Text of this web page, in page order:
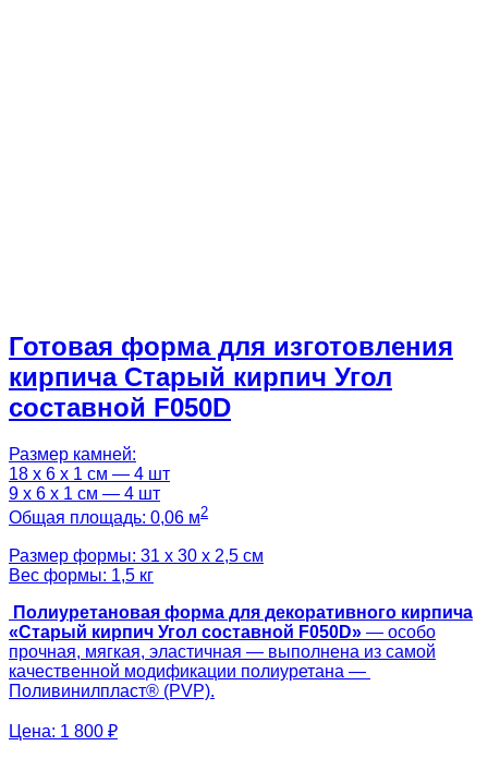
Готовая форма для изготовления
кирпича Старый кирпич Угол
составной F050D
Размер камней:
18 х 6 х 1 см — 4 шт
9 х 6 х 1 см — 4 шт
Общая площадь: 0,06 м2
Размер формы: 31 х 30 х 2,5 см
Вес формы: 1,5 кг
Полиуретановая форма для декоративного кирпича
«Старый кирпич Угол составной F050D» — особо
прочная, мягкая, эластичная — выполнена из самой
качественной модификации полиуретана —
Поливинилпласт® (PVP).
Цена: 1 800 ₽